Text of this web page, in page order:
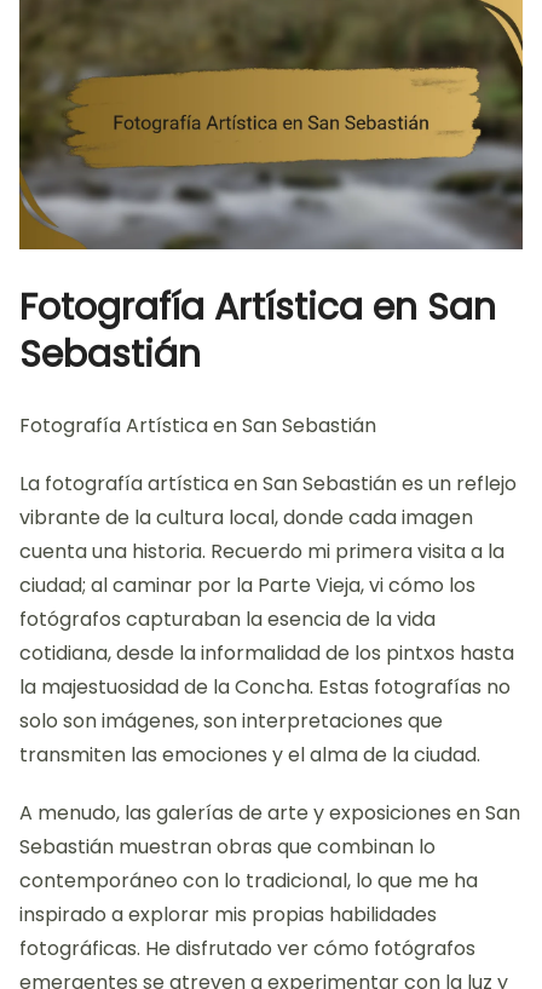
Fotografía Artística en San
Sebastián
Fotografía Artística en San Sebastián
La fotografía artística en San Sebastián es un reflejo
vibrante de la cultura local, donde cada imagen
cuenta una historia. Recuerdo mi primera visita a la
ciudad; al caminar por la Parte Vieja, vi cómo los
fotógrafos capturaban la esencia de la vida
cotidiana, desde la informalidad de los pintxos hasta
la majestuosidad de la Concha. Estas fotografías no
solo son imágenes, son interpretaciones que
transmiten las emociones y el alma de la ciudad.
A menudo, las galerías de arte y exposiciones en San
Sebastián muestran obras que combinan lo
contemporáneo con lo tradicional, lo que me ha
inspirado a explorar mis propias habilidades
fotográficas. He disfrutado ver cómo fotógrafos
emergentes se atreven a experimentar con la luz y